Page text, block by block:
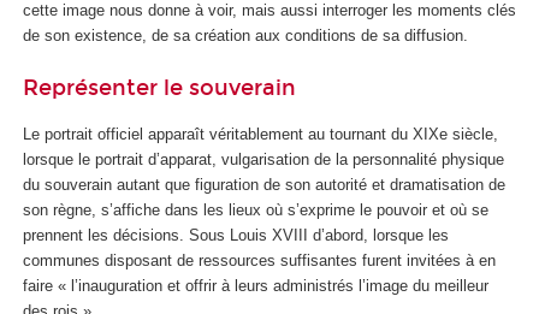
cette image nous donne à voir, mais aussi interroger les moments clés
de son existence, de sa création aux conditions de sa diffusion.
Représenter le souverain
Le portrait officiel apparaît véritablement au tournant du XIXe siècle,
lorsque le portrait d’apparat, vulgarisation de la personnalité physique
du souverain autant que figuration de son autorité et dramatisation de
son règne, s’affiche dans les lieux où s’exprime le pouvoir et où se
prennent les décisions. Sous Louis XVIII d’abord, lorsque les
communes disposant de ressources suffisantes furent invitées à en
faire « l’inauguration et offrir à leurs administrés l’image du meilleur